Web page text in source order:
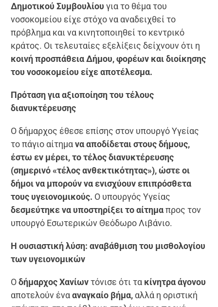
Δημοτικού Συμβουλίου για το θέμα του
νοσοκομείου είχε στόχο να αναδειχθεί το
πρόβλημα και να κινητοποιηθεί το κεντρικό
κράτος. Οι τελευταίες εξελίξεις δείχνουν ότι η
κοινή προσπάθεια Δήμου, φορέων και διοίκησης
του νοσοκομείου είχε αποτέλεσμα.
Πρόταση για αξιοποίηση του τέλους
διανυκτέρευσης
Ο δήμαρχος έθεσε επίσης στον υπουργό Υγείας
το πάγιο αίτημανα αποδίδεται στους δήμους,
έστω εν μέρει,το τέλος διανυκτέρευσης
(σημερινό «τέλος ανθεκτικότητας»),ώστε οι
δήμοι να μπορούν να ενισχύουν επιπρόσθετα
τους υγειονομικούς. Ο υπουργός Υγείας
δεσμεύτηκε να υποστηρίξει το αίτημαπρος τον
υπουργό Εσωτερικών Θεόδωρο Λιβάνιο.
Η ουσιαστική λύση: αναβάθμιση του μισθολογίου
των υγειονομικών
Οδήμαρχος Χανίωντόνισε ότι τα κίνητρα άγονου
αποτελούν ένααναγκαίο βήμα, αλλά η οριστική